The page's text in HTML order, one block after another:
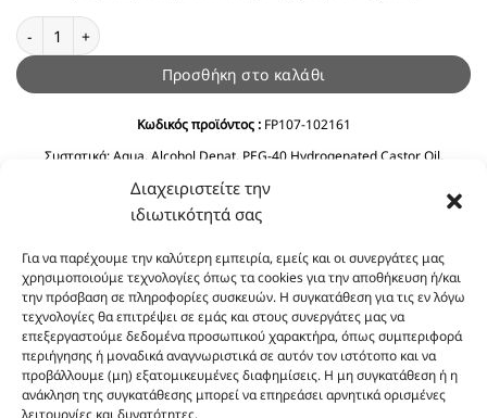
Διαχειριστείτε την
ιδιωτικότητά σας
Για να παρέχουμε την καλύτερη εμπειρία, εμείς και οι συνεργάτες μας
χρησιμοποιούμε τεχνολογίες όπως τα cookies για την αποθήκευση ή/και
την πρόσβαση σε πληροφορίες συσκευών. Η συγκατάθεση για τις εν λόγω
τεχνολογίες θα επιτρέψει σε εμάς και στους συνεργάτες μας να
επεξεργαστούμε δεδομένα προσωπικού χαρακτήρα, όπως συμπεριφορά
περιήγησης ή μοναδικά αναγνωριστικά σε αυτόν τον ιστότοπο και να
προβάλλουμε (μη) εξατομικευμένες διαφημίσεις. Η μη συγκατάθεση ή η
ανάκληση της συγκατάθεσης μπορεί να επηρεάσει αρνητικά ορισμένες
λειτουργίες και δυνατότητες.
Body Mist Acqua di Gio 100ml ποσότητα
Προσθήκη στο καλάθι
Κωδικός προϊόντος :FP107-102161
Συστατικά:Aqua, Alcohol Denat, PEG-40 Hydrogenated Castor Oil,
Flower Extract, Chamomila Recutita (Matricaria) Flower Extract, Propylene
Glycol.
Οι φωτογραφίες των προϊόντων είναι ενδεικτικές